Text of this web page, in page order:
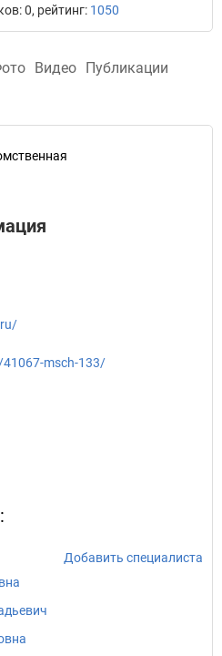
0, рейтинг: 1050
Видео Публикации
msch-133/
Добавить специалиста